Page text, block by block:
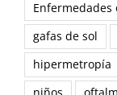
Enfermedades
gafas de sol
hipermetropía